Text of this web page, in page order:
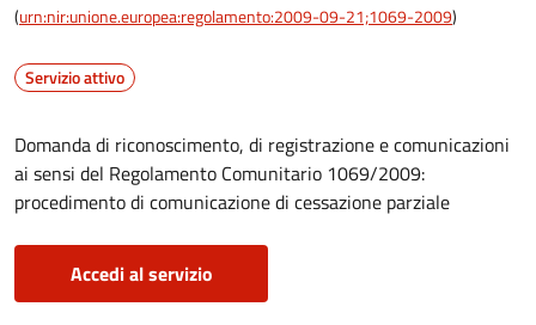
(urn:nir:unione.europea:regolamento:2009-09-21;1069-2009)
Servizio attivo
Domanda di riconoscimento, di registrazione e comunicazioni
ai sensi del Regolamento Comunitario 1069/2009:
procedimento di comunicazione di cessazione parziale
Accedi al servizio